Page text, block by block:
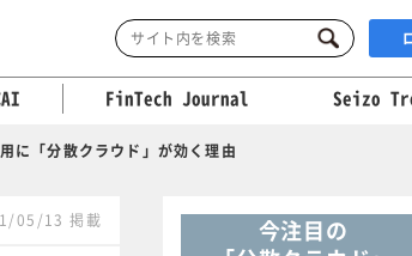
FinTech Journal Seizo
に「分散クラウド」が効く理由
05/13 掲載
今注目の